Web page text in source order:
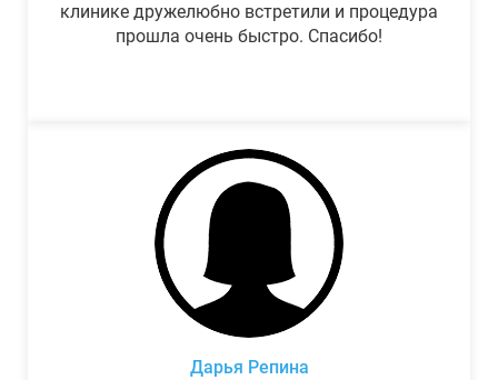
клинике дружелюбно встретили и процедура
прошла очень быстро. Спасибо!
Дарья Репина